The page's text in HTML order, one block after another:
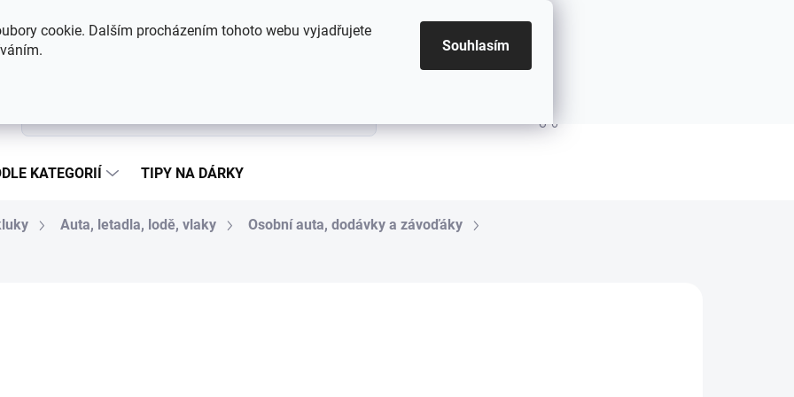
cookie. Dalším procházením tohoto webu vyjadřujete
Souhlasím
Hodnocení obchodu Kontakty
KATEGORIÍ TIPY NA DÁRKY
Auta, letadla, lodě, vlaky
Osobní auta, dodávky a závoďáky